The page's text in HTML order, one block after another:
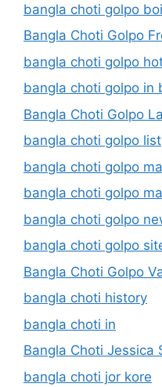
bangla choti golpo boi
Bangla Choti Golpo
bangla choti golpo
bangla choti golpo in
Bangla Choti Golpo
bangla choti golpo list
bangla choti golpo ma
bangla choti golpo
bangla choti golpo
bangla choti golpo
Bangla Choti Golpo
bangla choti history
bangla choti in
Bangla Choti Jessica
bangla choti jor kore